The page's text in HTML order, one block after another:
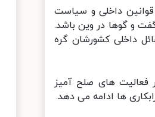
داخلی و سیاست
و گوها در وین باشد.
داخلی کشورشان گره
های صلح آمیز
ها ادامه می دهد.